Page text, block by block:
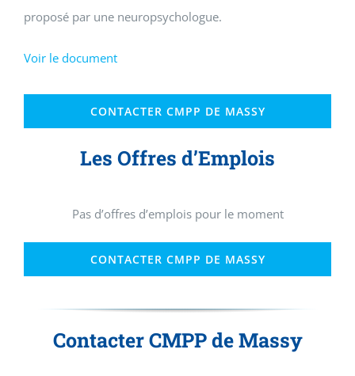
proposé par une neuropsychologue.
Voir le document
CONTACTER CMPP DE MASSY
Les Offres d’Emplois
Pas d’offres d’emplois pour le moment
CONTACTER CMPP DE MASSY
Contacter CMPP de Massy